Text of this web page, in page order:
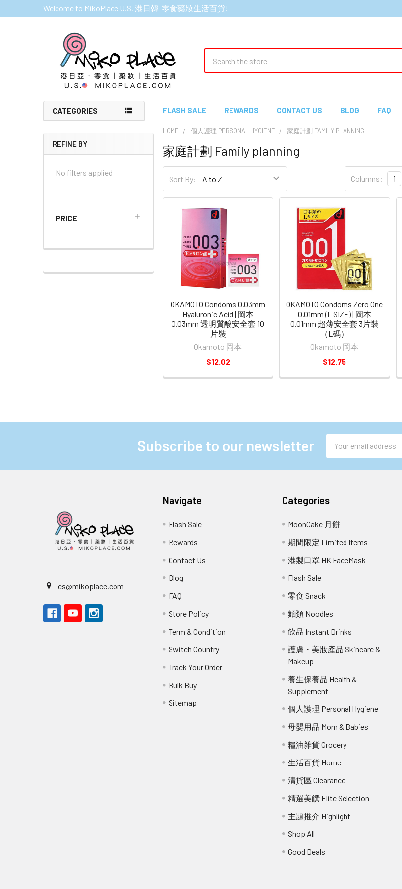
Welcome to MikoPlace U.S. 港日韓-零食藥妝生活百貨!
CATEGORIES FLASH SALE REWARDS CONTACT US BLOG FAQ
Sidebar
REFINE BY
No filters applied
PRICE
HOME 個人護理 PERSONAL HYGIENE 家庭計劃 FAMILY PLANNING
家庭計劃 Family planning
Sort By: Columns: 1
OKAMOTO Condoms 0.03mm
Hyaluronic Acid | 岡本
0.03mm 透明質酸安全套 10
片裝
Okamoto 岡本
$12.02
OKAMOTO Condoms Zero One
0.01mm (L SIZE) | 岡本
0.01mm 超薄安全套 3片裝
（L碼）
Okamoto 岡本
$12.75
Subscribe to our newsletter
Address
cs@mikoplace.com
Navigate
Flash Sale
Rewards
Contact Us
Blog
FAQ
Store Policy
Term & Condition
Switch Country
Track Your Order
Bulk Buy
Sitemap
Categories
MoonCake 月餅
期間限定 Limited Items
港製口罩 HK FaceMask
Flash Sale
零食 Snack
麵類 Noodles
飲品 Instant Drinks
護膚・美妝產品 Skincare &
Makeup
養生保養品 Health &
Supplement
個人護理 Personal Hygiene
母嬰用品 Mom & Babies
糧油雜貨 Grocery
生活百貨 Home
清貨區 Clearance
精選美饌 Elite Selection
主題推介 Highlight
Shop All
Good Deals